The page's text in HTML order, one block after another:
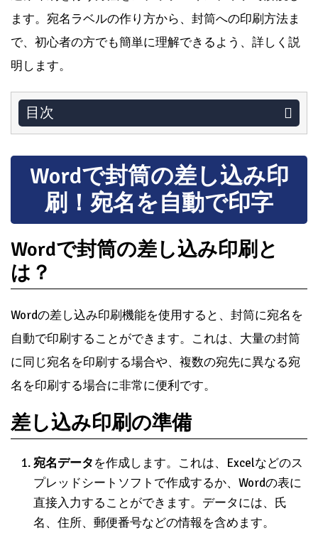
ます。宛名ラベルの作り方から、封筒への印刷方法ま
で、初心者の方でも簡単に理解できるよう、詳しく説
明します。
目次
Wordで封筒の差し込み印
刷！宛名を自動で印字
Wordで封筒の差し込み印刷と
は？
Wordの差し込み印刷機能を使用すると、封筒に宛名を
自動で印刷することができます。これは、大量の封筒
に同じ宛名を印刷する場合や、複数の宛先に異なる宛
名を印刷する場合に非常に便利です。
差し込み印刷の準備
宛名データを作成します。これは、Excelなどのス
プレッドシートソフトで作成するか、Wordの表に
直接入力することができます。データには、氏
名、住所、郵便番号などの情報を含めます。